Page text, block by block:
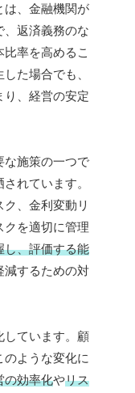
は、金融機関が
、返済義務のな
率を高めるこ
た場合でも、
り、経営の安定
な施策の一つで
れています。
、金利変動リ
クを適切に管理
し、評価する能
減するための対
しています。顧
ような変化に
の効率化やリス